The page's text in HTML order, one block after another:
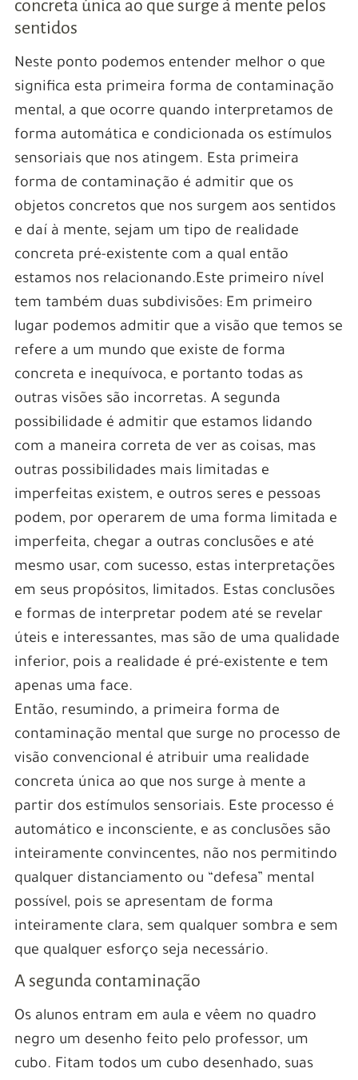
concreta única ao que surge à mente pelos
sentidos
Neste ponto podemos entender melhor o que
significa esta primeira forma de contaminação
mental, a que ocorre quando interpretamos de
forma automática e condicionada os estímulos
sensoriais que nos atingem. Esta primeira
forma de contaminação é admitir que os
objetos concretos que nos surgem aos sentidos
e daí à mente, sejam um tipo de realidade
concreta pré-existente com a qual então
estamos nos relacionando.Este primeiro nível
tem também duas subdivisões: Em primeiro
lugar podemos admitir que a visão que temos se
refere a um mundo que existe de forma
concreta e inequívoca, e portanto todas as
outras visões são incorretas. A segunda
possibilidade é admitir que estamos lidando
com a maneira correta de ver as coisas, mas
outras possibilidades mais limitadas e
imperfeitas existem, e outros seres e pessoas
podem, por operarem de uma forma limitada e
imperfeita, chegar a outras conclusões e até
mesmo usar, com sucesso, estas interpretações
em seus propósitos, limitados. Estas conclusões
e formas de interpretar podem até se revelar
úteis e interessantes, mas são de uma qualidade
inferior, pois a realidade é pré-existente e tem
apenas uma face.
Então, resumindo, a primeira forma de
contaminação mental que surge no processo de
visão convencional é atribuir uma realidade
concreta única ao que nos surge à mente a
partir dos estímulos sensoriais. Este processo é
automático e inconsciente, e as conclusões são
inteiramente convincentes, não nos permitindo
qualquer distanciamento ou “defesa” mental
possível, pois se apresentam de forma
inteiramente clara, sem qualquer sombra e sem
que qualquer esforço seja necessário.
A segunda contaminação
Os alunos entram em aula e vêem no quadro
negro um desenho feito pelo professor, um
cubo. Fitam todos um cubo desenhado, suas